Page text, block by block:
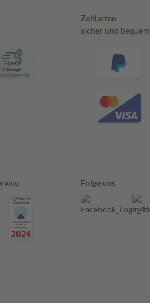
Zahlarten
sicher und bequem
Folge uns